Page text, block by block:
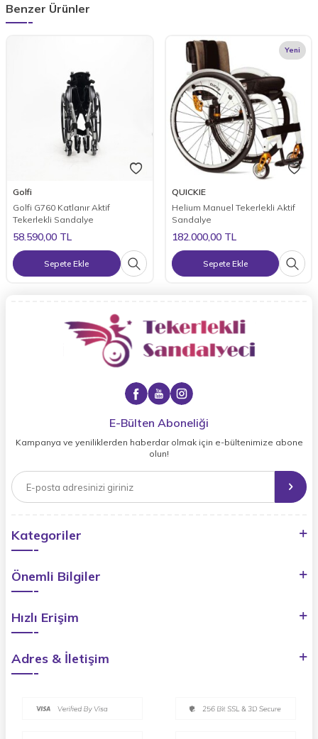
Benzer Ürünler
Golfi
Golfi G760 Katlanır Aktif
Tekerlekli Sandalye
58.590,00 TL
Sepete Ekle
Yeni
QUICKIE
Helium Manuel Tekerlekli Aktif
Sandalye
182.000,00TL
Sepete Ekle
E-Bülten Aboneliği
Kampanya ve yeniliklerden haberdar olmak için e-bültenimize abone
olun!
Kategoriler
Önemli Bilgiler
Hızlı Erişim
Adres & İletişim